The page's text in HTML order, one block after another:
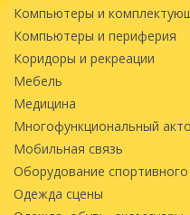
Компьютеры и
Компьютеры и периферия
Коридоры и рекреации
Мебель
Медицина
Многофункциональный
Мобильная связь
Оборудование спортивного
Одежда сцены